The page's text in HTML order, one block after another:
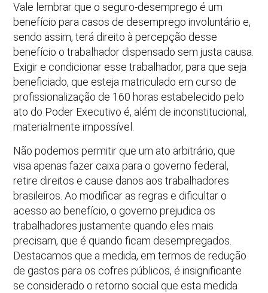
Vale lembrar que o seguro-desemprego é um
benefício para casos de desemprego involuntário e,
sendo assim, terá direito à percepção desse
benefício o trabalhador dispensado sem justa causa.
Exigir e condicionar esse trabalhador, para que seja
beneficiado, que esteja matriculado em curso de
profissionalização de 160 horas estabelecido pelo
ato do Poder Executivo é, além de inconstitucional,
materialmente impossível.
Não podemos permitir que um ato arbitrário, que
visa apenas fazer caixa para o governo federal,
retire direitos e cause danos aos trabalhadores
brasileiros. Ao modificar as regras e dificultar o
acesso ao benefício, o governo prejudica os
trabalhadores justamente quando eles mais
precisam, que é quando ficam desempregados.
Destacamos que a medida, em termos de redução
de gastos para os cofres públicos, é insignificante
se considerado o retorno social que esta medida